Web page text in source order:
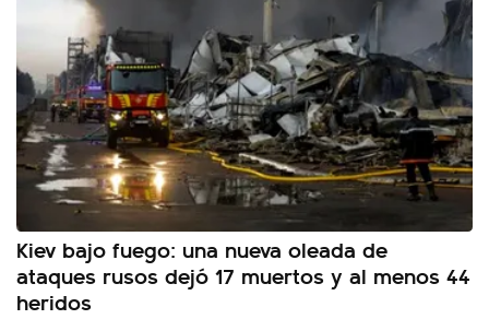
Kiev bajo fuego: una nueva oleada de
ataques rusos dejó 17 muertos y al menos 44
heridos